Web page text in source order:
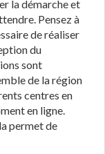
la démarche et
Pensez à
de réaliser
du
sont
de la région
centres en
en ligne.
permet de